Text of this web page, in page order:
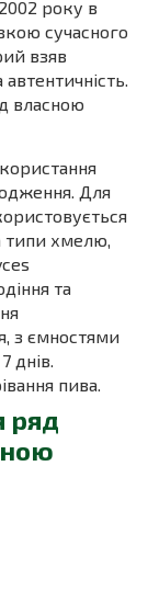
року в
сучасного
взяв
власною
Для
типи хмелю,
та
з ємностями
днів.
пива.
ряд